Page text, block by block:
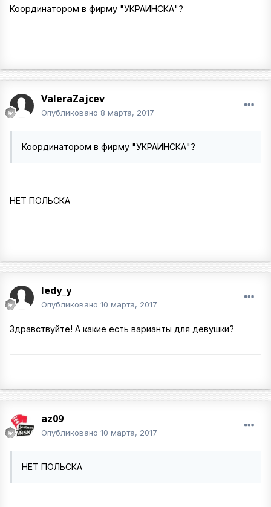
Координатором в фирму "УКРАИНСКА"?
ValeraZajcev
Опубликовано 8 марта, 2017
Координатором в фирму "УКРАИНСКА"?
НЕТ ПОЛЬСКА
ledy_y
Опубликовано 10 марта, 2017
Здравствуйте! А какие есть варианты для девушки?
az09
Опубликовано 10 марта, 2017
НЕТ ПОЛЬСКА